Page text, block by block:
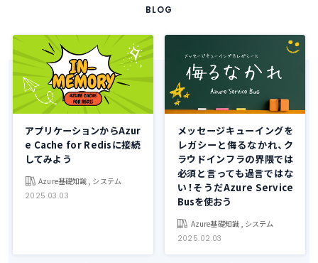
BLOG
アプリケーションからAzur
e Cache for Redisに接続
してみよう
Azure基礎知識 , システム
2025.03.03
メッセージキューイングを
レガシーと侮るなかれ、ク
ラウドインフラの界隈では
必須と言っても過言ではな
い！そうだAzure Service
Busを使おう
Azure基礎知識 , システム
2025.02.03